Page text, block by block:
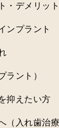
・デメリット
ンプラント
ラント）
抑えたい方
（入れ歯治療